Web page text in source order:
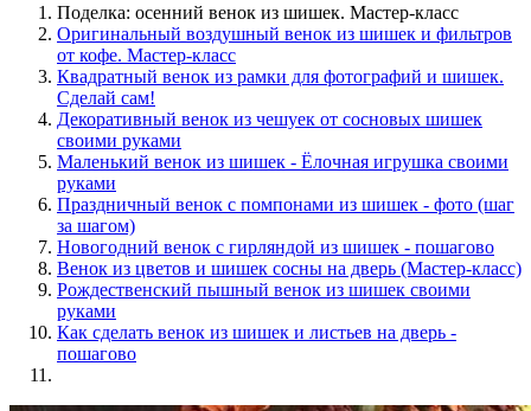
Поделка: осенний венок из шишек. Мастер-класс
Оригинальный воздушный венок из шишек и фильтров
от кофе. Мастер-класс
Квадратный венок из рамки для фотографий и шишек.
Сделай сам!
Декоративный венок из чешуек от сосновых шишек
своими руками
Маленький венок из шишек - Ёлочная игрушка своими
руками
Праздничный венок с помпонами из шишек - фото (шаг
за шагом)
Новогодний венок с гирляндой из шишек - пошагово
Венок из цветов и шишек сосны на дверь (Мастер-класс)
Рождественский пышный венок из шишек своими
руками
Как сделать венок из шишек и листьев на дверь -
пошагово